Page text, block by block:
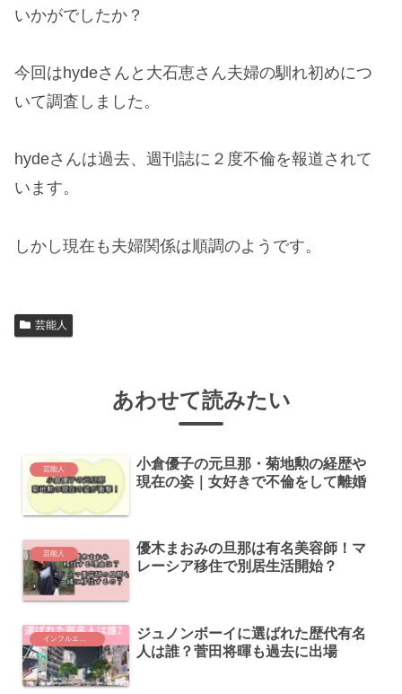
いかがでしたか？
今回はhydeさんと大石恵さん夫婦の馴れ初めにつ
いて調査しました。
hydeさんは過去、週刊誌に２度不倫を報道されて
います。
しかし現在も夫婦関係は順調のようです。
芸能人
あわせて読みたい
芸能人
小倉優子の元旦那・菊地勲の経歴や
現在の姿｜女好きで不倫をして離婚
芸能人
優木まおみの旦那は有名美容師！マ
レーシア移住で別居生活開始？
インフルエンサー
ジュノンボーイに選ばれた歴代有名
人は誰？菅田将暉も過去に出場